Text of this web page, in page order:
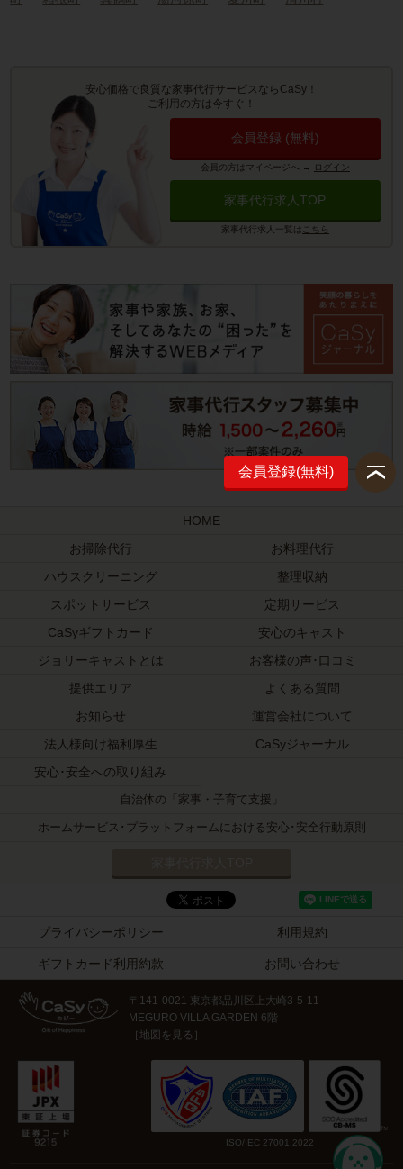
安心価格で良質な家事代行サービスならCaSy！
ご利用の方は今すぐ！
会員登録 (無料)
会員の方はマイページへ → ログイン
家事代行求人TOP
家事代行求人一覧は こちら
会員登録(無料)
HOME
お掃除代行
お料理代行
ハウスクリーニング
整理収納
スポットサービス
定期サービス
CaSyギフトカード
安心のキャスト
ジョリーキャストとは
お客様の声･口コミ
提供エリア
よくある質問
お知らせ
運営会社について
法人様向け福利厚生
CaSyジャーナル
安心･安全への取り組み
自治体の「家事・子育て支援」
ホームサービス･プラットフォームにおける安心･安全行動原則
プライバシーポリシー 利用規約
ギフトカード利用約款 お問い合わせ
〒141-0021 東京都品川区上大崎3-5-11
MEGURO VILLA GARDEN 6階
［地図を見る ］
ISO/IEC 27001:2022